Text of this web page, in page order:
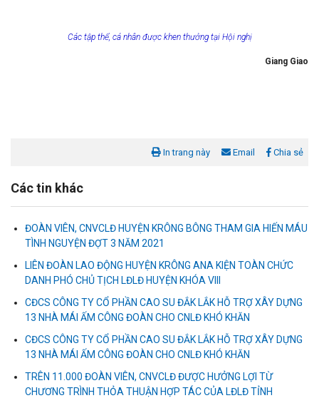
Các tập thể, cá nhân được khen thưởng tại Hội nghị
Giang Giao
In trang này Email Chia sẻ
Các tin khác
ĐOÀN VIÊN, CNVCLĐ HUYỆN KRÔNG BÔNG THAM GIA HIẾN MÁU
TÌNH NGUYỆN ĐỢT 3 NĂM 2021
LIÊN ĐOÀN LAO ĐỘNG HUYỆN KRÔNG ANA KIỆN TOÀN CHỨC
DANH PHÓ CHỦ TỊCH LĐLĐ HUYỆN KHÓA VIII
CĐCS CÔNG TY CỔ PHẦN CAO SU ĐẮK LẮK HỖ TRỢ XÂY DỰNG
13 NHÀ MÁI ẤM CÔNG ĐOÀN CHO CNLĐ KHÓ KHĂN
CĐCS CÔNG TY CỔ PHẦN CAO SU ĐẮK LẮK HỖ TRỢ XÂY DỰNG
13 NHÀ MÁI ẤM CÔNG ĐOÀN CHO CNLĐ KHÓ KHĂN
TRÊN 11.000 ĐOÀN VIÊN, CNVCLĐ ĐƯỢC HƯỞNG LỢI TỪ
CHƯƠNG TRÌNH THỎA THUẬN HỢP TÁC CỦA LĐLĐ TỈNH
Liên đoàn Lao động tỉnh tổ chức trao kinh phí hỗ trợ xây dựng nhà
phường Tân An